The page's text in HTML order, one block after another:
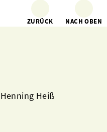
ZURÜCK NACH OBEN
Heiß